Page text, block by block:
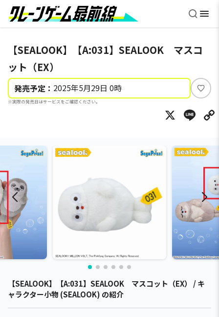
【SEALOOK】【A:031】SEALOOK マスコ
ット（EX）
発売予定： 2025年5月29日 0時
※実際の発売日はサービスをご確認ください。
い
ね
X
【SEALOOK】【A:031】SEALOOK マスコット（EX） / キ
ャラクター小物 (SEALOOK) の紹介